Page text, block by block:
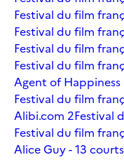
Festival du film
Festival du film
Festival du film
Festival du film
Agent of Happiness
Festival du film
Alibi.com 2Festival
Festival du film
Alice Guy - 13